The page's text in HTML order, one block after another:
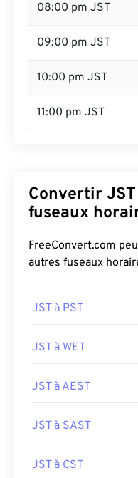
08:00 pm JST
09:00 pm JST
10:00 pm JST
11:00 pm JST
Convertir
fuseaux
FreeConvert.com
autres fuseaux
JST à PST
JST à WET
JST à AEST
JST à SAST
JST à CST